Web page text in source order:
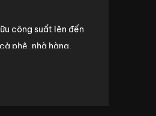
công suất lên đến
phê, nhà hàng,
hạn như, hầu hết